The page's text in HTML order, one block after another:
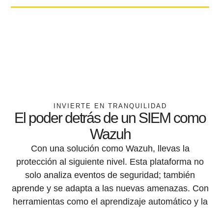
INVIERTE EN TRANQUILIDAD
El poder detrás de un SIEM como
Wazuh
Con una solución como Wazuh, llevas la
protección al siguiente nivel. Esta plataforma no
solo analiza eventos de seguridad; también
aprende y se adapta a las nuevas amenazas. Con
herramientas como el aprendizaje automático y la